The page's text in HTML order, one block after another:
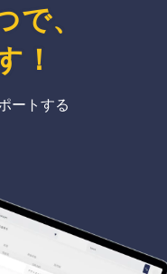
で、
！
ートする